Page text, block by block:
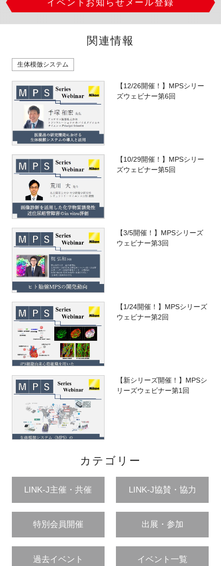
イベントお知らせメール登録
関連情報
生体模倣システム
【12/26開催！】MPSシリー
ズウェビナー第6回
【10/29開催！】MPSシリー
ズウェビナー第5回
【3/5開催！】MPSシリーズ
ウェビナー第3回
【1/24開催！】MPSシリーズ
ウェビナー第2回
【新シリーズ開催！】MPSシ
リーズウェビナー第1回
カテゴリー
LINK-J主催・共催 LINK-J協賛・協力
特別会員開催 出展・参加
過去イベント イベント一覧